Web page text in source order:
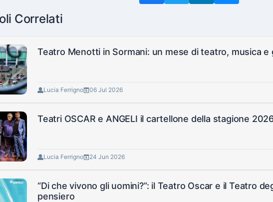
Correlati
Teatro Menotti in Sormani: un mese di teatro, musica
Lucia Ferrigno 06 Jul 2026
Teatri OSCAR e ANGELI il cartellone della stagione
Lucia Ferrigno 24 Jun 2026
“Di che vivono gli uomini?”: il Teatro Oscar e il Teatro
pensiero